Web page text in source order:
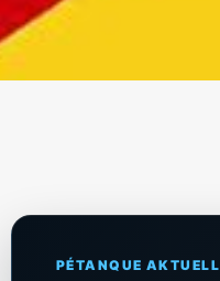
PÉTANQUE AKTUELL